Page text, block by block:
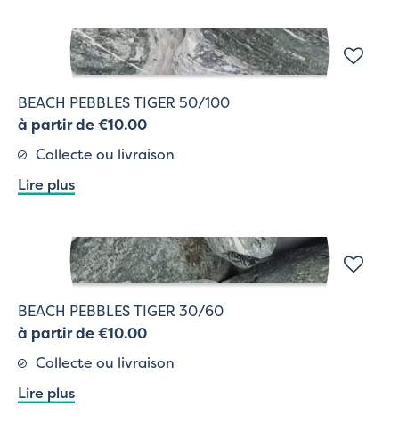
BEACH PEBBLES TIGER 50/100
à partir de €10.00
Collecte ou livraison
Lire plus
BEACH PEBBLES TIGER 30/60
à partir de €10.00
Collecte ou livraison
Lire plus